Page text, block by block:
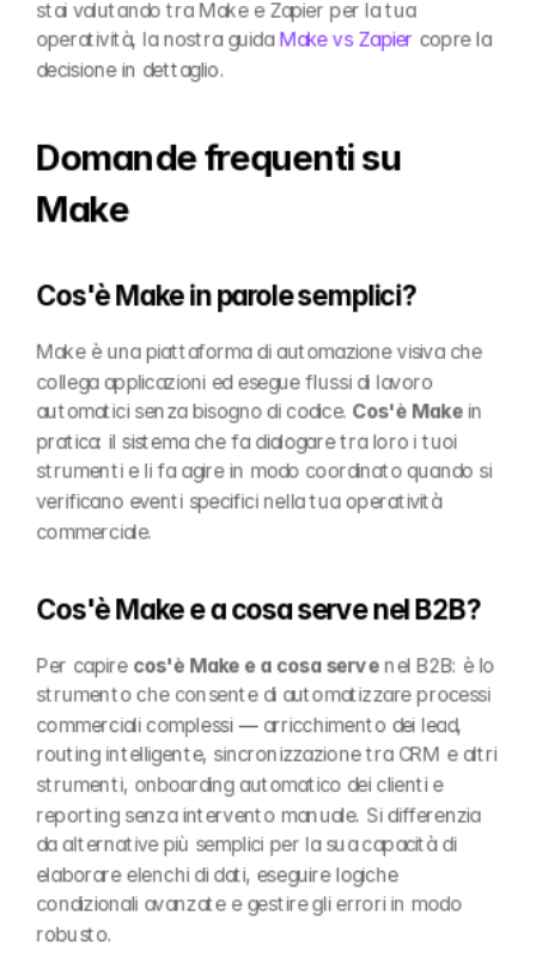
stai valutando tra Make e Zapier per la tua
operatività, la nostra guida Make vs Zapier copre la
decisione in dettaglio.
Domande frequenti su
Make
Cos'è Make in parole semplici?
Make è una piattaforma di automazione visiva che
collega applicazioni ed esegue flussi di lavoro
automatici senza bisogno di codice. Cos'è Make in
pratica: il sistema che fa dialogare tra loro i tuoi
strumenti e li fa agire in modo coordinato quando si
verificano eventi specifici nella tua operatività
commerciale.
Cos'è Make e a cosa serve nel B2B?
Per capire cos'è Make e a cosa serve nel B2B: è lo
strumento che consente di automatizzare processi
commerciali complessi — arricchimento dei lead,
routing intelligente, sincronizzazione tra CRM e altri
strumenti, onboarding automatico dei clienti e
reporting senza intervento manuale. Si differenzia
da alternative più semplici per la sua capacità di
elaborare elenchi di dati, eseguire logiche
condizionali avanzate e gestire gli errori in modo
robusto.